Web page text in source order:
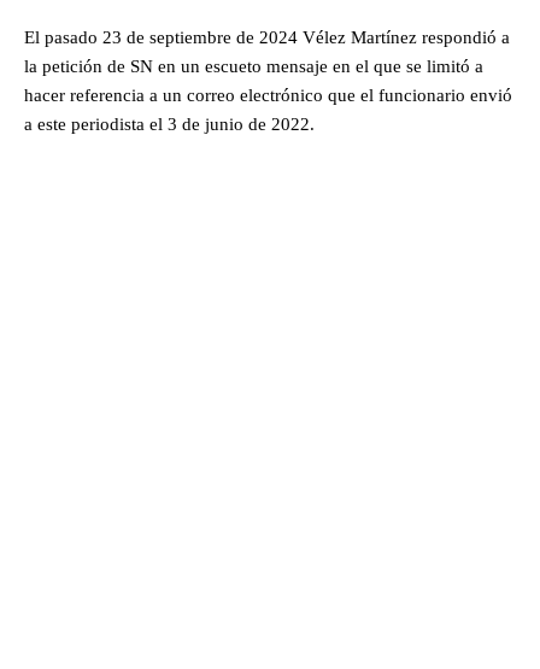
El pasado 23 de septiembre de 2024 Vélez Martínez respondió a
la petición de SN en un escueto mensaje en el que se limitó a
hacer referencia a un correo electrónico que el funcionario envió
a este periodista el 3 de junio de 2022.